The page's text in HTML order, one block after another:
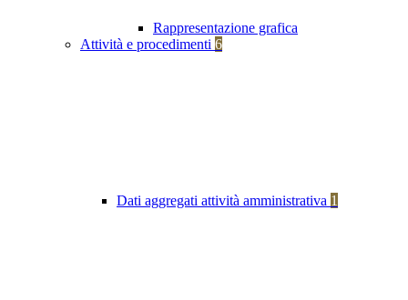
Rappresentazione grafica
Attività e procedimenti 6
Dati aggregati attività amministrativa 1